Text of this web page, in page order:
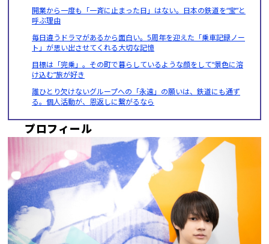
開業から一度も「一斉に止まった日」はない。日本の鉄道を“宝”と
呼ぶ理由
毎日違うドラマがあるから面白い。5周年を迎えた「乗車記録ノー
ト」が思い出させてくれる大切な記憶
目標は「完乗」。その町で暮らしているような顔をして“景色に溶
け込む”旅が好き
誰ひとり欠けないグループへの「永遠」の願いは、鉄道にも通ず
る。個人活動が、恩返しに繋がるなら
プロフィール